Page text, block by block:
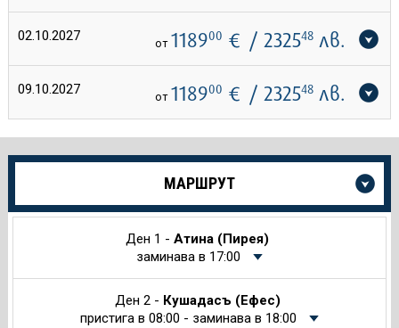
02.10.2027 от 118900 € / 232548лв.
09.10.2027 от 118900 € / 232548лв.
Още
за
МАРШРУТ
Ден 1 -Атина (Пирея)
заминава в 17:00
Ден 2 - Кушадасъ (Ефес)
пристига в 08:00 - заминава в 18:00